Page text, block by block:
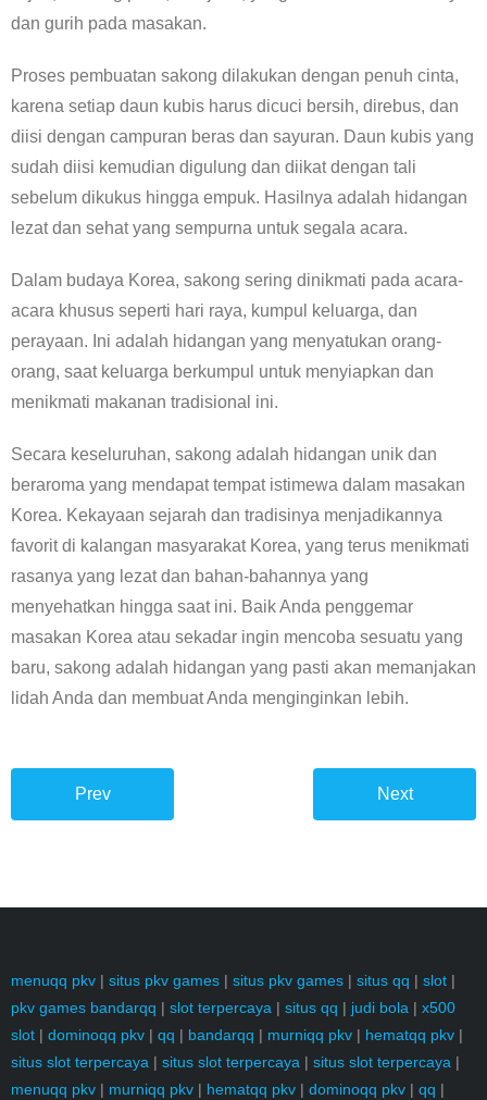
dan gurih pada masakan.
Proses pembuatan sakong dilakukan dengan penuh cinta,
karena setiap daun kubis harus dicuci bersih, direbus, dan
diisi dengan campuran beras dan sayuran. Daun kubis yang
sudah diisi kemudian digulung dan diikat dengan tali
sebelum dikukus hingga empuk. Hasilnya adalah hidangan
lezat dan sehat yang sempurna untuk segala acara.
Dalam budaya Korea, sakong sering dinikmati pada acara-
acara khusus seperti hari raya, kumpul keluarga, dan
perayaan. Ini adalah hidangan yang menyatukan orang-
orang, saat keluarga berkumpul untuk menyiapkan dan
menikmati makanan tradisional ini.
Secara keseluruhan, sakong adalah hidangan unik dan
beraroma yang mendapat tempat istimewa dalam masakan
Korea. Kekayaan sejarah dan tradisinya menjadikannya
favorit di kalangan masyarakat Korea, yang terus menikmati
rasanya yang lezat dan bahan-bahannya yang
menyehatkan hingga saat ini. Baik Anda penggemar
masakan Korea atau sekadar ingin mencoba sesuatu yang
baru, sakong adalah hidangan yang pasti akan memanjakan
lidah Anda dan membuat Anda menginginkan lebih.
Prev Next
menuqq pkv | situs pkv games | situs pkv games | situs qq | slot |
pkv games bandarqq | slot terpercaya | situs qq | judi bola | x500
slot | dominoqq pkv | qq | bandarqq | murniqq pkv | hematqq pkv |
situs slot terpercaya | situs slot terpercaya | situs slot terpercaya |
menuqq pkv | murniqq pkv | hematqq pkv | dominoqq pkv | qq |